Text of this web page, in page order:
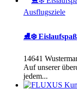
Ausflugsziele
⛸️❄️
14641
Auf unserer
jedem...